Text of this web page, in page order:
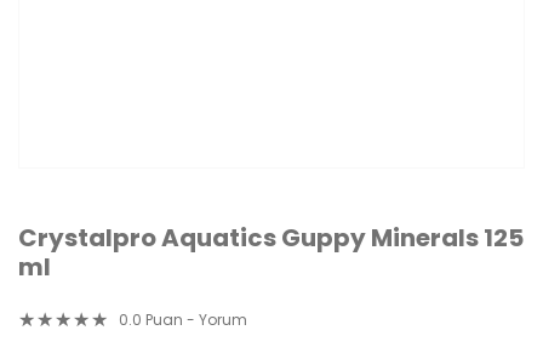
Crystalpro Aquatics Guppy Minerals 125
ml
0.0 Puan - Yorum